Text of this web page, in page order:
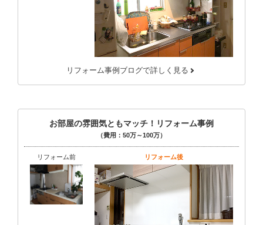
リフォーム事例ブログで詳しく見る
お部屋の雰囲気ともマッチ！リフォーム事例
（費用：50万～100万）
リフォーム前 リフォーム後